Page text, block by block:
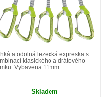
a odolná lezecká expreska s
klasického a drátového
Vybavena 11mm ...
Skladem